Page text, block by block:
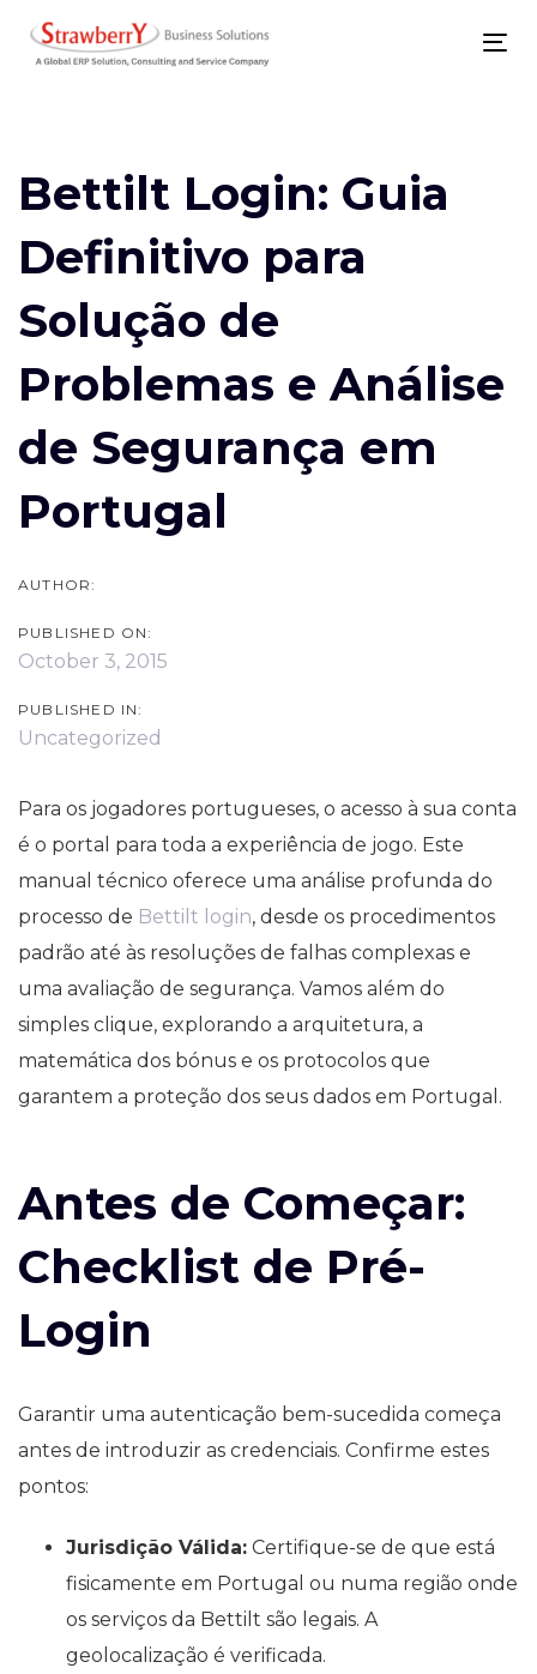
links
Skip
content
Bettilt Login: Guia
Definitivo para
Solução de
Problemas e Análise
de Segurança em
Portugal
AUTHOR:
PUBLISHED ON:
October 3, 2015
PUBLISHED IN:
Uncategorized
Para os jogadores portugueses, o acesso à sua conta
é o portal para toda a experiência de jogo. Este
manual técnico oferece uma análise profunda do
processo de Bettilt login, desde os procedimentos
padrão até às resoluções de falhas complexas e
uma avaliação de segurança. Vamos além do
simples clique, explorando a arquitetura, a
matemática dos bónus e os protocolos que
garantem a proteção dos seus dados em Portugal.
Antes de Começar:
Checklist de Pré-
Login
Garantir uma autenticação bem-sucedida começa
antes de introduzir as credenciais. Confirme estes
pontos:
Jurisdição Válida: Certifique-se de que está
fisicamente em Portugal ou numa região onde
os serviços da Bettilt são legais. A
geolocalização é verificada.
navigation